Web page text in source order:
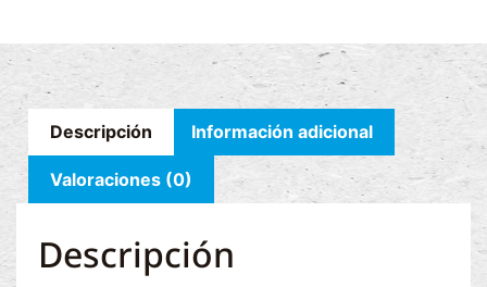
Descripción Información adicional
Valoraciones (0)
Descripción